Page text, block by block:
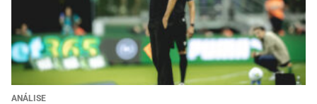
ANÁLISE